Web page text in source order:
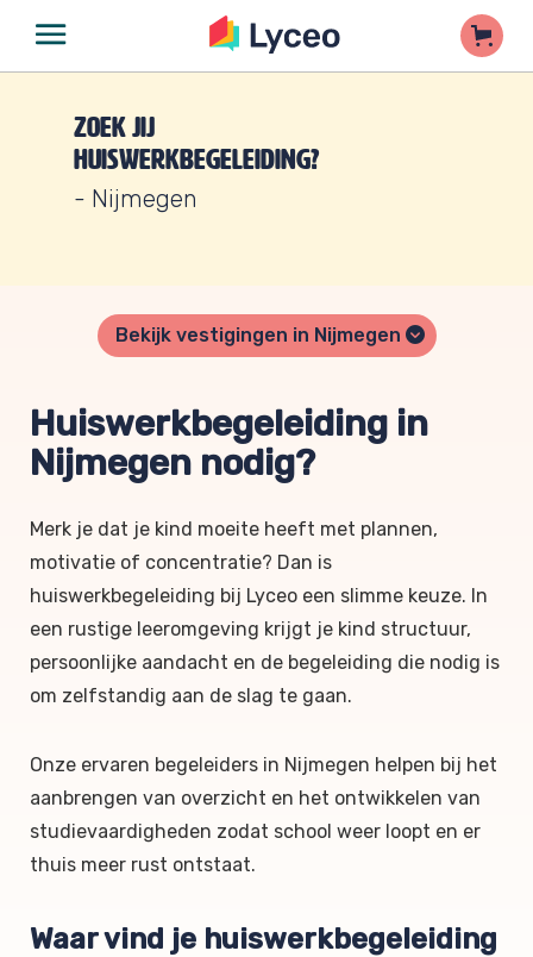
Zoek jij
huiswerkbegeleiding?
- Nijmegen
Bekijk vestigingen in Nijmegen
Huiswerkbegeleiding in
Nijmegen nodig?
Merk je dat je kind moeite heeft met plannen,
motivatie of concentratie? Dan is
huiswerkbegeleiding bij Lyceo een slimme keuze. In
een rustige leeromgeving krijgt je kind structuur,
persoonlijke aandacht en de begeleiding die nodig is
om zelfstandig aan de slag te gaan.
Onze ervaren begeleiders in Nijmegen helpen bij het
aanbrengen van overzicht en het ontwikkelen van
studievaardigheden zodat school weer loopt en er
thuis meer rust ontstaat.
Waar vind je huiswerkbegeleiding